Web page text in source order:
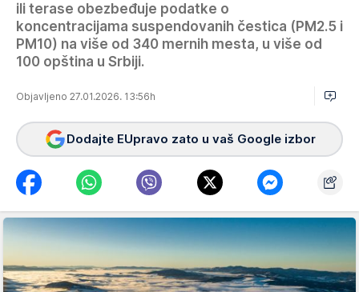
ili terase obezbeđuje podatke o
koncentracijama suspendovanih čestica (PM2.5 i
PM10) na više od 340 mernih mesta, u više od
100 opština u Srbiji.
Objavljeno 27.01.2026. 13:56h
Dodajte EUpravo zato u vaš Google izbor